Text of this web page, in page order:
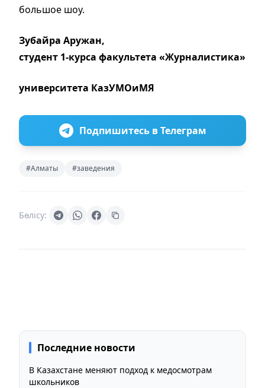
большое шоу.
Зубайра Аружан,
студент 1-курса факультета «Журналистика»
университета КазУМОиМЯ
Подпишитесь в Телеграм
#Алматы #заведения
Бөлісу:
Последние новости
В Казахстане меняют подход к медосмотрам
школьников